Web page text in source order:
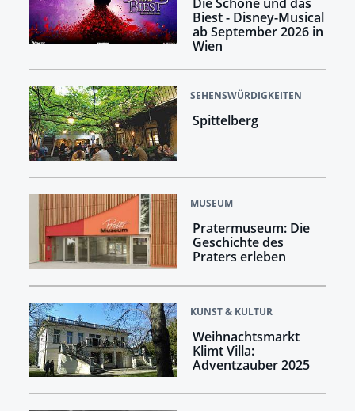
Die Schöne und das
Biest - Disney-Musical
ab September 2026 in
Wien
SEHENSWÜRDIGKEITEN
Spittelberg
MUSEUM
Pratermuseum: Die
Geschichte des
Praters erleben
KUNST & KULTUR
Weihnachtsmarkt
Klimt Villa:
Adventzauber 2025